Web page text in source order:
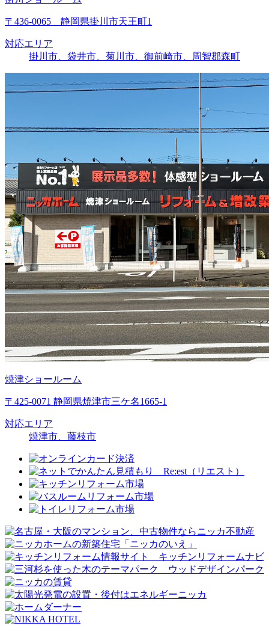
〒436-0065 静岡県掛川市天王町1
対応エリア
掛川市、袋井市、菊川市、御前崎市、周智郡森町
焼津ショールーム
〒425-0071 静岡県焼津市三ケ名1665-1
対応エリア
焼津市、藤枝市